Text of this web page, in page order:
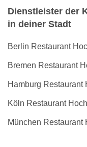
Dienstleister der
in deiner Stadt
Berlin Restaurant
Bremen Restaurant
Hamburg Restaurant
Köln Restaurant
München Restaurant